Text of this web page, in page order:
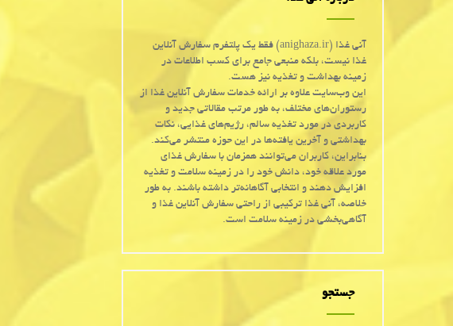
آنی غذا (anighaza.ir) فقط یک پلتفرم سفارش آنلاین
غذا نیست، بلکه منبعی جامع برای کسب اطلاعات در
زمینه بهداشت و تغذیه نیز هست.
این وب‌سایت علاوه بر ارائه خدمات سفارش آنلاین غذا از
رستوران‌های مختلف، به طور مرتب مقالاتی جدید و
کاربردی در مورد تغذیه سالم، رژیم‌های غذایی، نکات
بهداشتی و آخرین یافته‌ها در این حوزه منتشر می‌کند.
بنابراین، کاربران می‌توانند همزمان با سفارش غذای
مورد علاقه خود، دانش خود را در زمینه سلامت و تغذیه
افزایش دهند و انتخابی آگاهانه‌تر داشته باشند. به طور
خلاصه، آنی غذا ترکیبی از راحتی سفارش آنلاین غذا و
آگاهی‌بخشی در زمینه سلامت است.
جستجو